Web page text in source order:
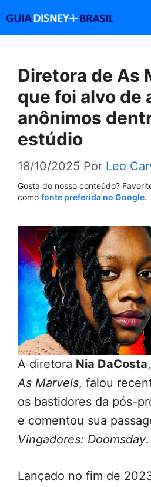
conteúdo
Diretora de As
que foi alvo de
anônimos
estúdio
18/10/2025 Por Leo
Gosta do nosso conteúdo?
como fonte preferida no Google.
A diretora Nia DaCosta
As Marvels, falou
os bastidores da pós-
e comentou sua
Vingadores: Doomsday.
Lançado no fim de